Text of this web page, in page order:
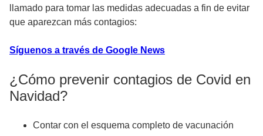
llamado para tomar las medidas adecuadas a fin de evitar
que aparezcan más contagios:
Síguenos a través de Google News
¿Cómo prevenir contagios de Covid en
Navidad?
Contar con el esquema completo de vacunación